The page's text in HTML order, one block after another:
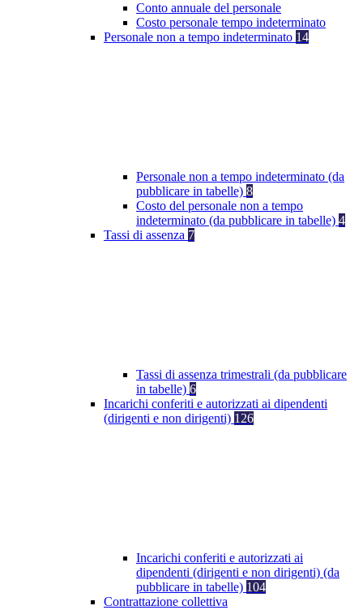
Conto annuale del personale
Costo personale tempo indeterminato
Personale non a tempo indeterminato 14
Personale non a tempo indeterminato (da
pubblicare in tabelle) 8
Costo del personale non a tempo
indeterminato (da pubblicare in tabelle) 4
Tassi di assenza 7
Tassi di assenza trimestrali (da pubblicare
in tabelle) 6
Incarichi conferiti e autorizzati ai dipendenti
(dirigenti e non dirigenti) 126
Incarichi conferiti e autorizzati ai
dipendenti (dirigenti e non dirigenti) (da
pubblicare in tabelle) 104
Contrattazione collettiva